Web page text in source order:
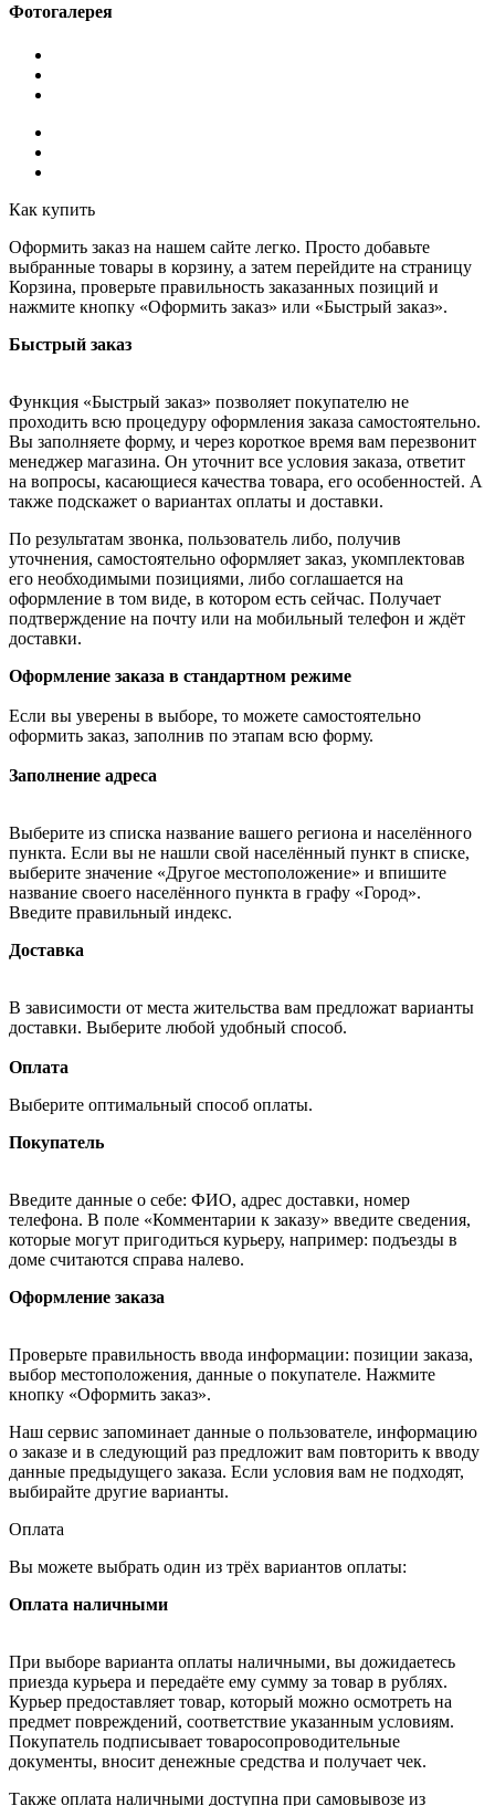
Фотогалерея
Как купить
Оформить заказ на нашем сайте легко. Просто добавьте
выбранные товары в корзину, а затем перейдите на страницу
Корзина, проверьте правильность заказанных позиций и
нажмите кнопку «Оформить заказ» или «Быстрый заказ».
Быстрый заказ
Функция «Быстрый заказ» позволяет покупателю не
проходить всю процедуру оформления заказа самостоятельно.
Вы заполняете форму, и через короткое время вам перезвонит
менеджер магазина. Он уточнит все условия заказа, ответит
на вопросы, касающиеся качества товара, его особенностей. А
также подскажет о вариантах оплаты и доставки.
По результатам звонка, пользователь либо, получив
уточнения, самостоятельно оформляет заказ, укомплектовав
его необходимыми позициями, либо соглашается на
оформление в том виде, в котором есть сейчас. Получает
подтверждение на почту или на мобильный телефон и ждёт
доставки.
Оформление заказа в стандартном режиме
Если вы уверены в выборе, то можете самостоятельно
оформить заказ, заполнив по этапам всю форму.
Заполнение адреса
Выберите из списка название вашего региона и населённого
пункта. Если вы не нашли свой населённый пункт в списке,
выберите значение «Другое местоположение» и впишите
название своего населённого пункта в графу «Город».
Введите правильный индекс.
Доставка
В зависимости от места жительства вам предложат варианты
доставки. Выберите любой удобный способ.
Оплата
Выберите оптимальный способ оплаты.
Покупатель
Введите данные о себе: ФИО, адрес доставки, номер
телефона. В поле «Комментарии к заказу» введите сведения,
которые могут пригодиться курьеру, например: подъезды в
доме считаются справа налево.
Оформление заказа
Проверьте правильность ввода информации: позиции заказа,
выбор местоположения, данные о покупателе. Нажмите
кнопку «Оформить заказ».
Наш сервис запоминает данные о пользователе, информацию
о заказе и в следующий раз предложит вам повторить к вводу
данные предыдущего заказа. Если условия вам не подходят,
выбирайте другие варианты.
Оплата
Вы можете выбрать один из трёх вариантов оплаты:
Оплата наличными
При выборе варианта оплаты наличными, вы дожидаетесь
приезда курьера и передаёте ему сумму за товар в рублях.
Курьер предоставляет товар, который можно осмотреть на
предмет повреждений, соответствие указанным условиям.
Покупатель подписывает товаросопроводительные
документы, вносит денежные средства и получает чек.
Также оплата наличными доступна при самовывозе из